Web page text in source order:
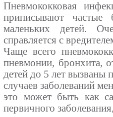
Пневмококковая
приписывают частые
маленьких детей.
справляется с
Чаще всего
пневмонии, бронхита,
детей до 5 лет
случаев заболеваний
это может быть как
первичного